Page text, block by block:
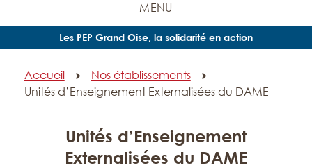
MENU
Les PEP Grand Oise, la solidarité en action
Accueil
Nos établissements
Unités d’Enseignement Externalisées du DAME
Unités d’Enseignement
Externalisées du DAME